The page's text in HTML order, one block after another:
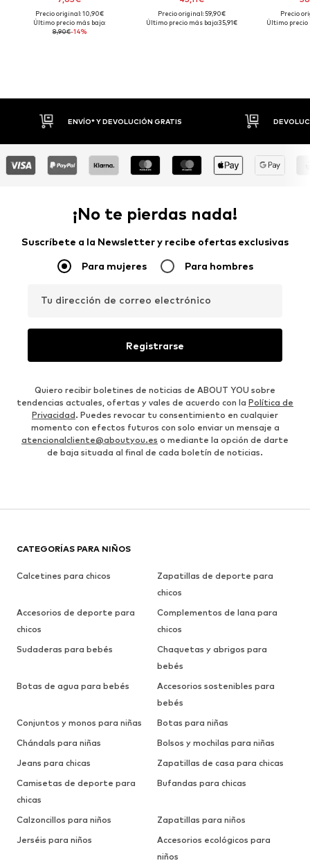
Precio original: 10,90€
Último precio más bajo:
8,90€-14%
Precio original: 59,90€
Último precio más bajo:35,91€
Precio
Último precio
ENVÍO* Y DEVOLUCIÓN GRATIS
¡No te pierdas nada!
Suscríbete a la Newsletter y recibe ofertas exclusivas
Para mujeres Para hombres
Tu dirección de correo electrónico
Registrarse
Quiero recibir boletines de noticias de ABOUT YOU sobre
tendencias actuales, ofertas y vales de acuerdo con la Política de
Privacidad. Puedes revocar tu consentimiento en cualquier
momento con efectos futuros con solo enviar un mensaje a
atencionalcliente@aboutyou.es o mediante la opción de darte
de baja situada al final de cada boletín de noticias.
CATEGORÍAS PARA NIÑOS
Calcetines para chicos
Zapatillas de deporte para
chicos
Accesorios de deporte para
chicos
Complementos de lana para
chicos
Sudaderas para bebés
Chaquetas y abrigos para
bebés
Botas de agua para bebés
Accesorios sostenibles para
bebés
Conjuntos y monos para niñas
Botas para niñas
Chándals para niñas
Bolsos y mochilas para niñas
Jeans para chicas
Zapatillas de casa para chicas
Camisetas de deporte para
chicas
Bufandas para chicas
Calzoncillos para niños
Zapatillas para niños
Jerséis para niños
Accesorios ecológicos para
niños